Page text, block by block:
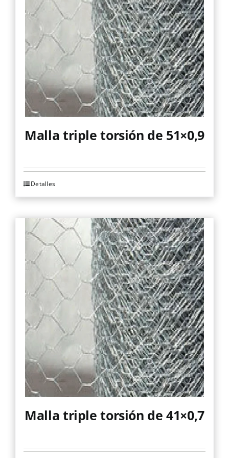
se
pueden
elegir
en
página
de
producto
Malla triple torsión de 51×0,9
Detalles
Malla triple torsión de 41×0,7